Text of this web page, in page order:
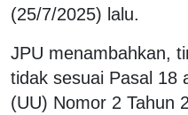
(25/7/2025) lalu.
JPU menambahkan,
tidak sesuai Pasal 18
(UU) Nomor 2 Tahun